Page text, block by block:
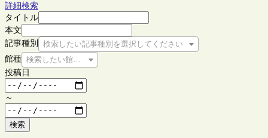
詳細検索
タイトル
本文
記事種別
検索したい記事種別を選択してください
館種 検索したい館種を選択してください
投稿日
～
検索